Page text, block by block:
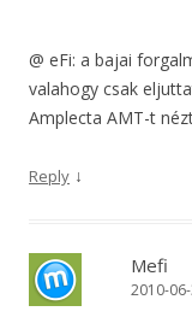
@ eFi: a bajai
valahogy csak
Amplecta AMT-t
Reply ↓
Mefi
2010-